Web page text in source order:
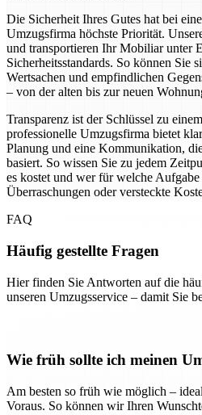
Die Sicherheit Ihres Gutes hat bei
Umzugsfirma höchste Priorität.
und transportieren Ihr Mobiliar unter
Sicherheitsstandards. So können Sie
Wertsachen und empfindlichen
– von der alten bis zur neuen
Transparenz ist der Schlüssel zu
professionelle Umzugsfirma bietet
Planung und eine Kommunikation,
basiert. So wissen Sie zu jedem
es kostet und wer für welche
Überraschungen oder versteckte
FAQ
Häufig gestellte Fragen
Hier finden Sie Antworten auf die
unseren Umzugsservice – damit Sie
Wie früh sollte ich meinen
Am besten so früh wie möglich –
Voraus. So können wir Ihren